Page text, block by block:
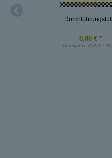
0,80 € *
Grundpreis: 0,80 € /